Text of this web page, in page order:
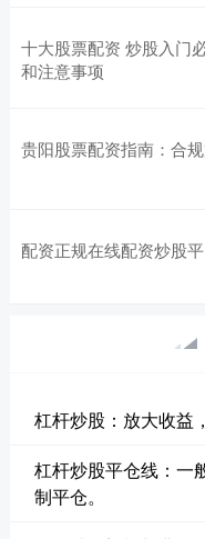
十大股票配资 炒股入门
和注意事项
贵阳股票配资指南：合
配资正规在线配资炒股
杠杆炒股：放大收益
杠杆炒股平仓线：一
制平仓。